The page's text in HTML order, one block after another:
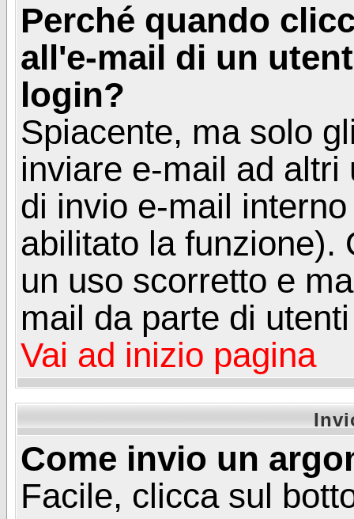
Perché quando
all'e-mail di un
login?
Spiacente, ma solo
inviare e-mail ad
di invio e-mail
abilitato la funzione).
un uso scorretto e
mail da parte di
Vai ad inizio pagina
Come invio un
Facile, clicca sul